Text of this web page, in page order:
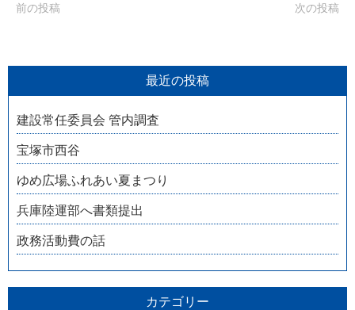
前の投稿 次の投稿
最近の投稿
建設常任委員会 管内調査
宝塚市西谷
ゆめ広場ふれあい夏まつり
兵庫陸運部へ書類提出
政務活動費の話
カテゴリー